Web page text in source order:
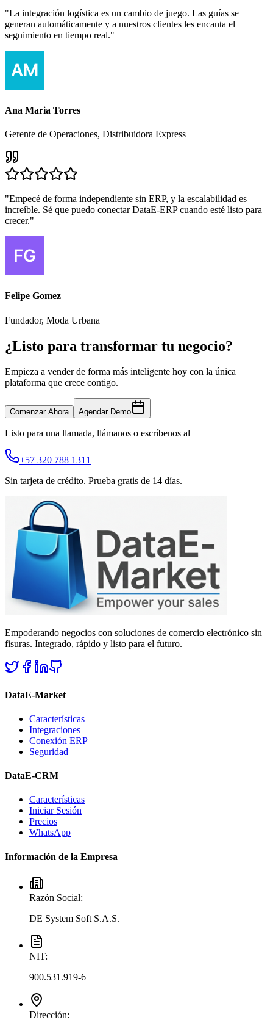
"La integración logística es un cambio de juego. Las guías se
generan automáticamente y a nuestros clientes les encanta el
seguimiento en tiempo real."
Ana Maria Torres
Gerente de Operaciones, Distribuidora Express
"Empecé de forma independiente sin ERP, y la escalabilidad es
increíble. Sé que puedo conectar DataE-ERP cuando esté listo para
crecer."
Felipe Gomez
Fundador, Moda Urbana
¿Listo para transformar tu negocio?
Empieza a vender de forma más inteligente hoy con la única
plataforma que crece contigo.
Comenzar Ahora Agendar Demo
Listo para una llamada, llámanos o escríbenos al
+57 320 788 1311
Sin tarjeta de crédito. Prueba gratis de 14 días.
Empoderando negocios con soluciones de comercio electrónico sin
fisuras. Integrado, rápido y listo para el futuro.
DataE-Market
Características
Integraciones
Conexión ERP
Seguridad
DataE-CRM
Características
Iniciar Sesión
Precios
WhatsApp
Información de la Empresa
Razón Social:
DE System Soft S.A.S.
NIT:
900.531.919-6
Dirección: